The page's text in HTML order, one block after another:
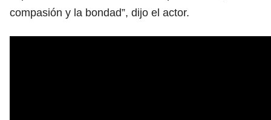
compasión y la bondad”, dijo el actor.